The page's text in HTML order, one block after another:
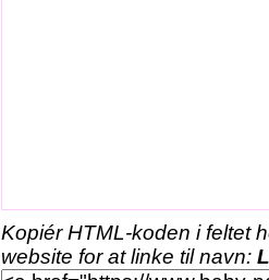
Kopiér HTML-koden i feltet
website for at linke til navn: